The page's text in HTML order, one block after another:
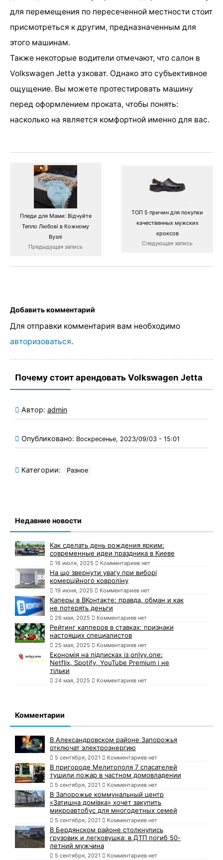
для перемещения по пересеченной местности стоит
присмотреться к другим, предназначенным для
этого машинам.
Также некоторые водители отмечают, что салон в
Volkswagen Jetta узковат. Однако это субъективное
ощущение. Вы можете протестировать машину
перед оформлением проката, чтобы понять:
насколько на является комфортной именно для вас.
Пледи для Мами: Відчуйте
Тепло Любові в Кожному
Вузлі
Предыдущая запись
ТОП 5 причин для покупки
качественных мужских
кроксов
Следующая запись
Добавить комментарий
Для отправки комментария вам необходимо
авторизоваться.
Почему стоит арендовать Volkswagen Jetta
Автор: admin
Опубликовано: Воскресенье, 2023/09/03 - 15:01
Категории: Разное
Недавние новости
Как сделать день рождения ярким:
современные идеи праздника в Киеве
16 июля, 2025 Комментариев нет
На що звернути увагу при виборі
комерційного ковроліну
19 июня, 2025 Комментариев нет
Каперы в ВКонтакте: правда, обман и как
не потерять деньги
26 мая, 2025 Комментариев нет
Рейтинг капперов в ставках: признаки
настоящих специалистов
25 мая, 2025 Комментариев нет
Економія на підписках із onlyy.one:
Netflix, Spotify, YouTube Premium і не
тільки
24 мая, 2025 Комментариев нет
Комментарии
В Александровском районе Запорожья
отключат электроэнергию
5 сентября, 2021 Комментариев нет
В пригороде Мелитополя 7 спасателей
тушили пожар в частном домовладении
5 сентября, 2021 Комментариев нет
В Запорожье коммунальный центр
«Затишна домівка» хочет закупить
микроавтобус для многодетных семей
5 сентября, 2021 Комментариев нет
В Бердянском районе столкнулись
грузовик и легковушка: в ДТП погиб 50-
летний мужчина
5 сентября, 2021 Комментариев нет